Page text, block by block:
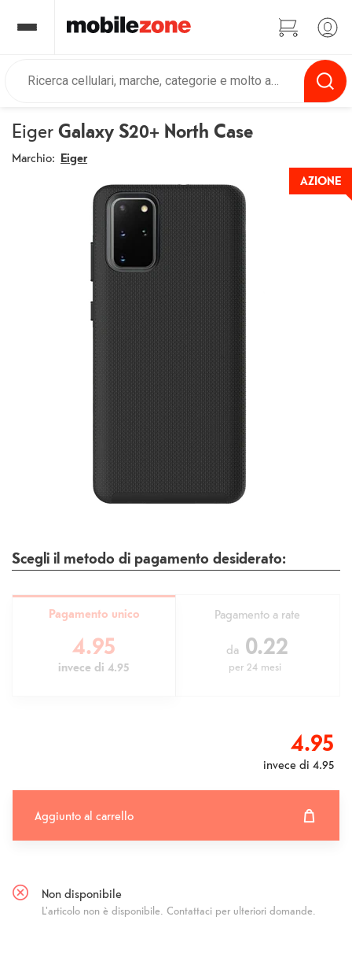
EigerGalaxy S20+ North Case
Marchio: Eiger
AZIONE
Scegli il metodo di pagamento desiderato:
Pagamento unico
4.95
invece di 4.95
Pagamento a rate
da 0.22
per24 mesi
4.95
invece di 4.95
Aggiunto al carrello
Non disponibile
L'articolo non è disponibile. Contattaci per ulteriori domande.